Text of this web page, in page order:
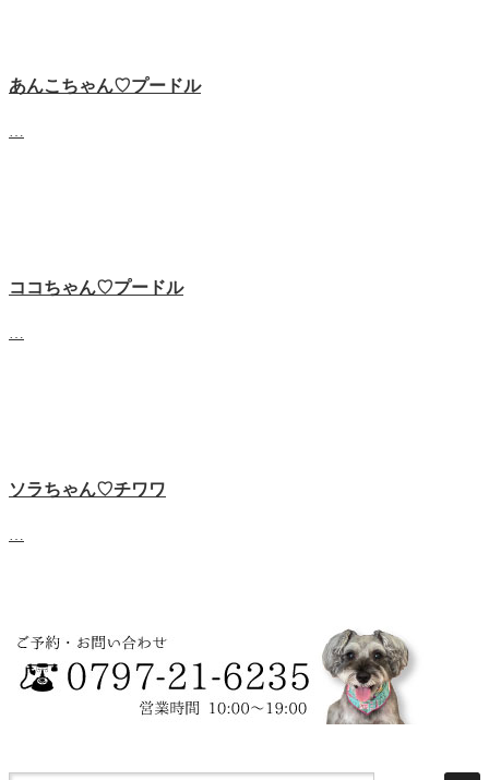
あんこちゃん♡‬プードル
ココちゃん♡‬プードル
ソラちゃん♡‬チワワ